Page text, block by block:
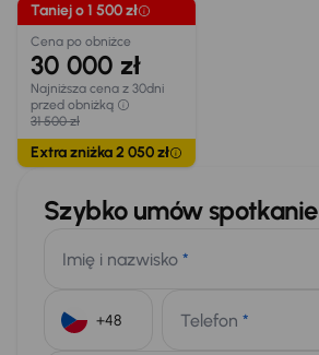
Taniej o 1 500 zł
Cena po obniżce
30 000 zł
Najniższa cena z 30dni
przed obniżką
31 500 zł
Extra zniżka 2 050 zł
Szybko umów spotkanie
Imię i nazwisko *
Telefon *